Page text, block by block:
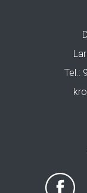
Tel.: